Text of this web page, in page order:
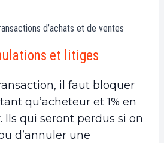
d’achats et de ventes
et litiges
il faut bloquer
qu’acheteur et 1% en
qui seront perdus si on
d’annuler une